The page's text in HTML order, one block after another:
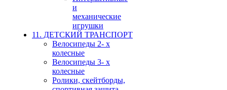
и
механические
игрушки
11. ДЕТСКИЙ ТРАНСПОРТ
Велосипеды 2- х
колесные
Велосипеды 3- х
колесные
Ролики, скейтборды,